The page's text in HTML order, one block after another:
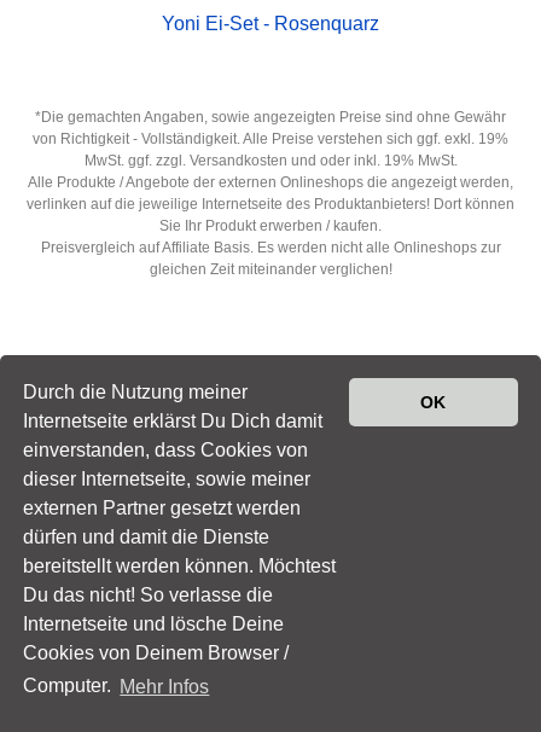
Durch die Nutzung meiner
Internetseite erklärst Du Dich damit
einverstanden, dass Cookies von
dieser Internetseite, sowie meiner
externen Partner gesetzt werden
dürfen und damit die Dienste
bereitstellt werden können. Möchtest
Du das nicht! So verlasse die
Internetseite und lösche Deine
Cookies von Deinem Browser /
Computer. Mehr Infos
OK
Yoni Ei-Set - Rosenquarz
*Die gemachten Angaben, sowie angezeigten Preise sind ohne Gewähr
von Richtigkeit - Vollständigkeit. Alle Preise verstehen sich ggf. exkl. 19%
MwSt. ggf. zzgl. Versandkosten und oder inkl. 19% MwSt.
Alle Produkte / Angebote der externen Onlineshops die angezeigt werden,
verlinken auf die jeweilige Internetseite des Produktanbieters! Dort können
Sie Ihr Produkt erwerben / kaufen.
Preisvergleich auf Affiliate Basis. Es werden nicht alle Onlineshops zur
gleichen Zeit miteinander verglichen!
abonnieren
*Die gemachten Angaben, sowie angezeigten Preise sind ohne Gewähr von
Richtigkeit - Vollständigkeit. Alle Preise verstehen sich ggf. exkl. 19% MwSt.
ggf. zzgl. Versandkosten und oder inkl. 19% MwSt. Alle Produkte / Angebote
der externen Onlineshops die angezeigt werden, verlinken auf die jeweilige
Internetseite des Produktanbieters! Dort können Sie Ihr Produkt erwerben /
kaufen. Preisvergleich auf Affiliate Basis. Es werden nicht alle Onlineshops
zur gleichen Zeit miteinander verglichen!